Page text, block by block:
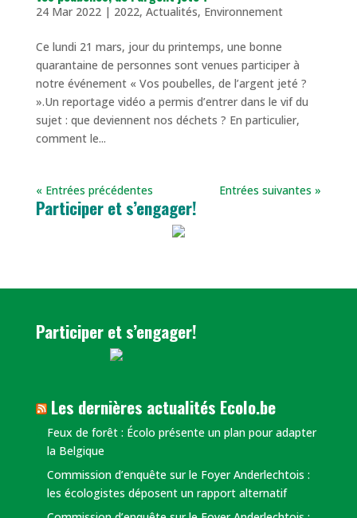
24 Mar 2022| 2022, Actualités, Environnement
Ce lundi 21 mars, jour du printemps, une bonne
quarantaine de personnes sont venues participer à
notre événement « Vos poubelles, de l’argent jeté ?
».Un reportage vidéo a permis d’entrer dans le vif du
sujet : que deviennent nos déchets ? En particulier,
comment le...
« Entrées précédentes Entrées suivantes »
Participer et s’engager!
Participer et s’engager!
Les dernières actualités Ecolo.be
​Feux de forêt : Écolo présente un plan pour adapter
la Belgique
Commission d’enquête sur le Foyer Anderlechtois :
les écologistes déposent un rapport alternatif